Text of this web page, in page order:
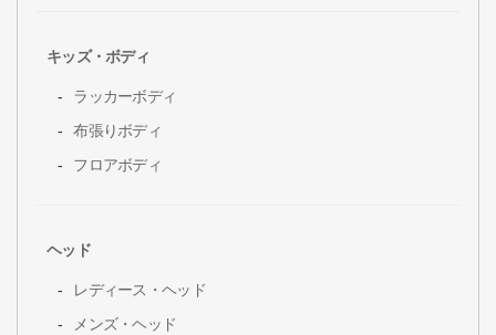
キッズ・ボディ
ラッカーボディ
布張りボディ
フロアボディ
ヘッド
レディース・ヘッド
メンズ・ヘッド